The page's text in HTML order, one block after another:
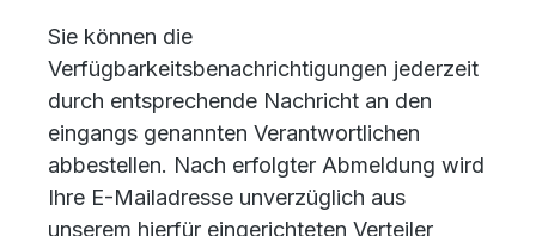
Sie können die
Verfügbarkeitsbenachrichtigungen jederzeit
durch entsprechende Nachricht an den
eingangs genannten Verantwortlichen
abbestellen. Nach erfolgter Abmeldung wird
Ihre E-Mailadresse unverzüglich aus
unserem hierfür eingerichteten Verteiler